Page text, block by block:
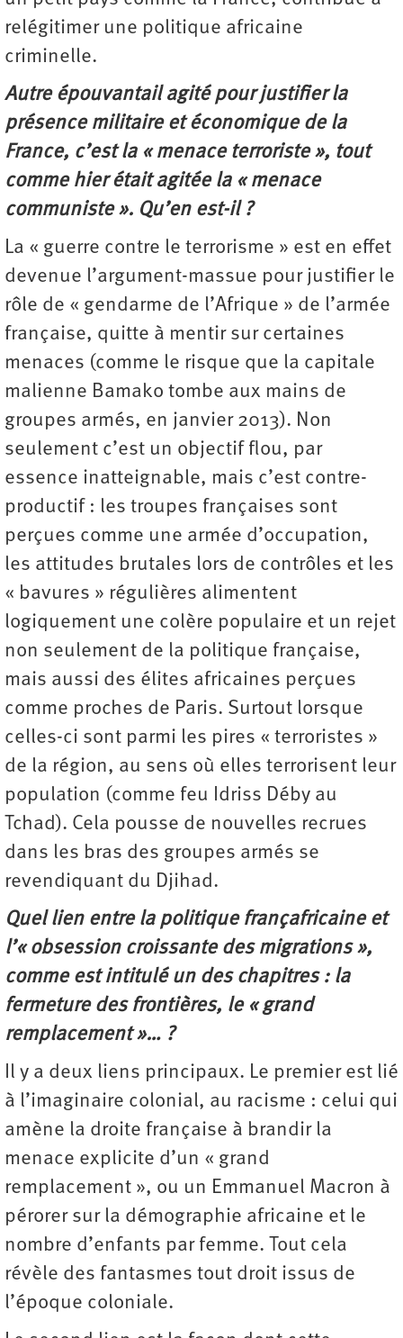
relégitimer une politique africaine
criminelle.
Autre épouvantail agité pour justifier la
présence militaire et économique de la
France, c’est la « menace terroriste », tout
comme hier était agitée la « menace
communiste ». Qu’en est-il ?
La « guerre contre le terrorisme » est en effet
devenue l’argument-massue pour justifier le
rôle de « gendarme de l’Afrique » de l’armée
française, quitte à mentir sur certaines
menaces (comme le risque que la capitale
malienne Bamako tombe aux mains de
groupes armés, en janvier 2013). Non
seulement c’est un objectif flou, par
essence inatteignable, mais c’est contre-
productif : les troupes françaises sont
perçues comme une armée d’occupation,
les attitudes brutales lors de contrôles et les
« bavures » régulières alimentent
logiquement une colère populaire et un rejet
non seulement de la politique française,
mais aussi des élites africaines perçues
comme proches de Paris. Surtout lorsque
celles-ci sont parmi les pires « terroristes »
de la région, au sens où elles terrorisent leur
population (comme feu Idriss Déby au
Tchad). Cela pousse de nouvelles recrues
dans les bras des groupes armés se
revendiquant du Djihad.
Quel lien entre la politique françafricaine et
l’« obsession croissante des migrations »,
comme est intitulé un des chapitres : la
fermeture des frontières, le « grand
remplacement »… ?
Il y a deux liens principaux. Le premier est lié
à l’imaginaire colonial, au racisme : celui qui
amène la droite française à brandir la
menace explicite d’un « grand
remplacement », ou un Emmanuel Macron à
pérorer sur la démographie africaine et le
nombre d’enfants par femme. Tout cela
révèle des fantasmes tout droit issus de
l’époque coloniale.